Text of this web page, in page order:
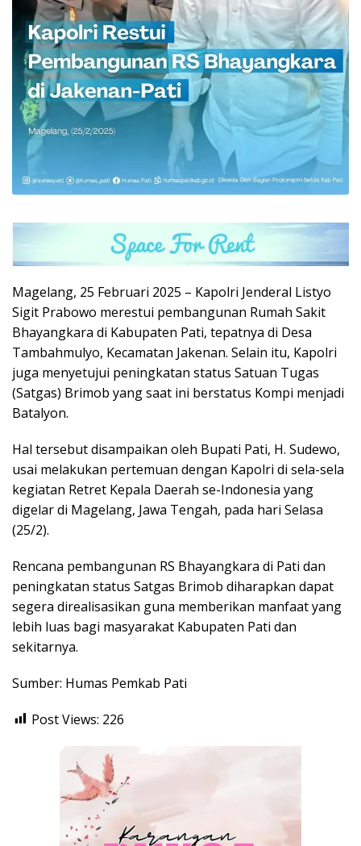
Magelang, 25 Februari 2025 – Kapolri Jenderal Listyo
Sigit Prabowo merestui pembangunan Rumah Sakit
Bhayangkara di Kabupaten Pati, tepatnya di Desa
Tambahmulyo, Kecamatan Jakenan. Selain itu, Kapolri
juga menyetujui peningkatan status Satuan Tugas
(Satgas) Brimob yang saat ini berstatus Kompi menjadi
Batalyon.
Hal tersebut disampaikan oleh Bupati Pati, H. Sudewo,
usai melakukan pertemuan dengan Kapolri di sela-sela
kegiatan Retret Kepala Daerah se-Indonesia yang
digelar di Magelang, Jawa Tengah, pada hari Selasa
(25/2).
Rencana pembangunan RS Bhayangkara di Pati dan
peningkatan status Satgas Brimob diharapkan dapat
segera direalisasikan guna memberikan manfaat yang
lebih luas bagi masyarakat Kabupaten Pati dan
sekitarnya.
Sumber: Humas Pemkab Pati
Post Views: 226